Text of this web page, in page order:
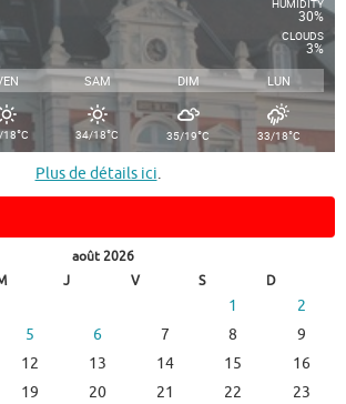
HUMIDITY
30%
CLOUDS
3%
SAM DIM LUN
°C 34/18°C 35/19°C 33/18°C
Plus de détails ici.
août 2026
J V S D
1
2
5 6 7 8
9
12 13 14 15
16
19 20 21 22
23